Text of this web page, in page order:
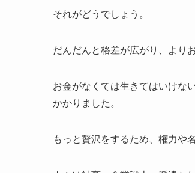
それがどうでしょう。
だんだんと格差が広がり、より
お金がなくては生きてはいけな
かかりました。
もっと贅沢をするため、権力や